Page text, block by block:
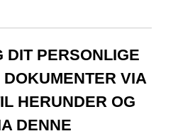
DIT PERSONLIGE
VIA
HERUNDER OG
DENNE